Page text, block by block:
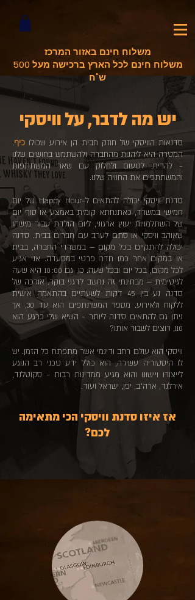
משלוח חינם באזור המרכז
משלוח חינם לכל הארץ ברכישה מעל 500
ש"ח
יש מה לדבר, על וויסקי
סדנאות הוויסקי של חוזק חבית הן אירוע שכולו כיף
המטרה היא ליהנות מהחברה ולהשתמש בחושים שלנו
- להריח, לטעום ולחלוק עם שאר המשתתפות
והמשתתפים את החוויה שלנו.
סדנת וויסקי יכולה להתאים ל-Happy Hour של יום
חמישי במשרד, כאתנחתא קומית באמצע או סוף יום
של השתלמויות יעוץ ארגוני, ליום הולדת עבור מישהו
שאוהב וויסקי או סתם לערב עם חברים בבית. סדנה
יכולה להתקיים בכל מקום – במשרדי החברה, בבית
או במקום אחר כמו חדר פרטי במסעדה. אני אגיע
לכל מקום, בכל יום ובכל שעה. כן, גם 10:00 היא שעה
לגיטימית – מבחינתי זה נחשב לדגני בוקר. אורכה של
סדנה נע בין 45 דקות לשעתיים בהתאמה אישית
ללקוח ולאירוע. מספר המשתתפים הוא עד 30, אך
ניתן גם להתאים סדנה ליותר - השיא שלי כרגע הוא
110, רוצים לשבור אותו?
וויסקי הוא עולם רחב ודינמי אשר מתפתח כל הזמן. יש
לו היסטוריה עשירה, הוא כולל ידע טכני רב הנוגע
לייצורו ויישונו והוא מגיע ממדינות רבות - סקוטלנד,
אירלנד, ארה"ב, יפן, ישראל ועוד.
אז איזו סדנת וויסקי הכי מתאימה
לכם?